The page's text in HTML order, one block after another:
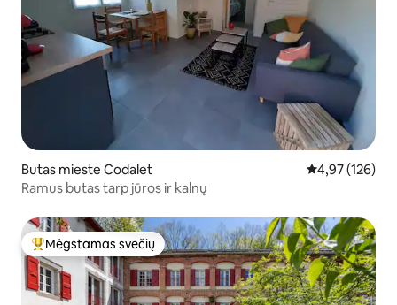
Butas mieste Codalet Vidutinis
4,97 (126)
Ramus butas tarp jūros ir kalnų
Svečių mėgstamiausias
Mėgstamas svečių